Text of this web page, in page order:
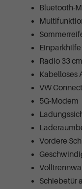
Bluetooth-
Radio 33
Kabelloses
VW
5G-Modem
Vordere
Schiebetür